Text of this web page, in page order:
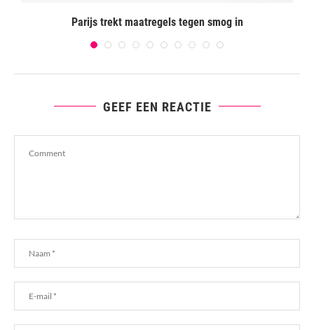
Parijs trekt maatregels tegen smog in
GEEF EEN REACTIE